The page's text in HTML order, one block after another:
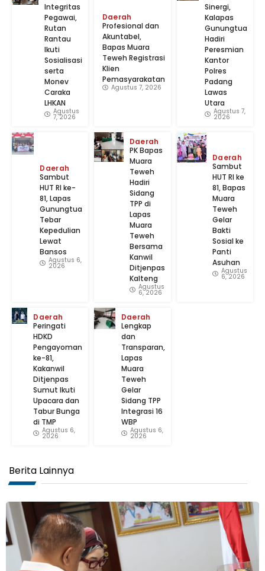
Integritas
Pegawai,
Rutan
Rantau
Ikuti
Sosialisasi
serta
Monev
Caraka
LHKAN
Agustus
7, 2026
Daerah
‎Profesional dan
Akuntabel,
Bapas Muara
Teweh Registrasi
Klien
Pemasyarakatan
Agustus 7, 2026
Sinergi,
Kalapas
Gunungtua
Hadiri
Peresmian
Kantor
Polres
Padang
Lawas
Utara
Agustus 7,
2026
Daerah
Sambut
HUT RI ke-
81, Lapas
Gunungtua
Tebar
Kepedulian
Lewat
Bansos
Agustus 6,
2026
Daerah
‎PK Bapas
Muara
Teweh
Hadiri
Sidang
TPP di
Lapas
Muara
Teweh
Bersama
Kanwil
Ditjenpas
Kalteng
Agustus
6, 2026
Daerah
‎Sambut
HUT RI ke
81, Bapas
Muara
Teweh
Gelar
Bakti
Sosial ke
Panti
Asuhan
Agustus
6, 2026
Daerah
Peringati
HDKD
Pengayoman
ke-81,
Kakanwil
Ditjenpas
Sumut Ikuti
Upacara dan
Tabur Bunga
di TMP
Agustus 6,
2026
Daerah
Lengkap
dan
Transparan,
Lapas
Muara
Teweh
Gelar
Sidang TPP
Integrasi 16
WBP
Agustus 6,
2026
Berita Lainnya